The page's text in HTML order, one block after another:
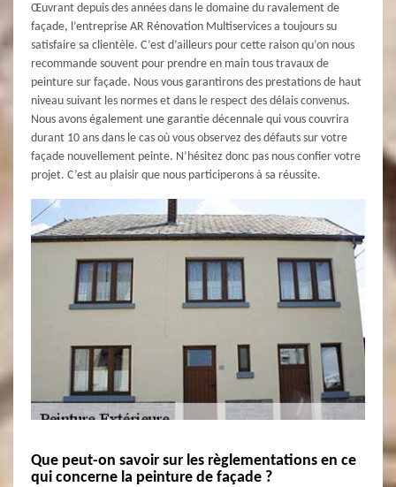
Œuvrant depuis des années dans le domaine du ravalement de
façade, l’entreprise AR Rénovation Multiservices a toujours su
satisfaire sa clientèle. C’est d’ailleurs pour cette raison qu’on nous
recommande souvent pour prendre en main tous travaux de
peinture sur façade. Nous vous garantirons des prestations de haut
niveau suivant les normes et dans le respect des délais convenus.
Nous avons également une garantie décennale qui vous couvrira
durant 10 ans dans le cas où vous observez des défauts sur votre
façade nouvellement peinte. N’hésitez donc pas nous confier votre
projet. C’est au plaisir que nous participerons à sa réussite.
Que peut-on savoir sur les règlementations en ce
qui concerne la peinture de façade ?